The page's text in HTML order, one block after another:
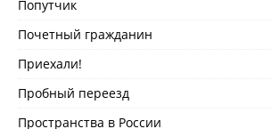
Попутчик
Почетный гражданин
Приехали!
Пробный переезд
Пространства в России